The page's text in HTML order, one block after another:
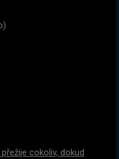
cokoliv, dokud